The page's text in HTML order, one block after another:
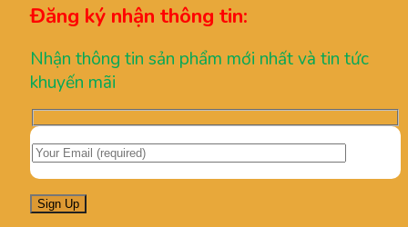
Đăng ký nhận thông tin:
Nhận thông tin sản phẩm mới nhất và tin tức
khuyến mãi